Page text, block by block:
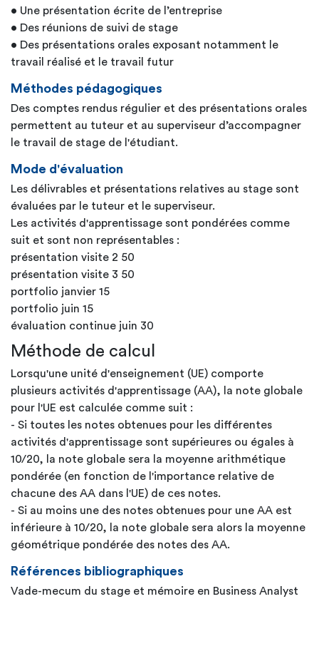
• Une présentation écrite de l’entreprise
• Des réunions de suivi de stage
• Des présentations orales exposant notamment le
travail réalisé et le travail futur
Méthodes pédagogiques
Des comptes rendus régulier et des présentations orales
permettent au tuteur et au superviseur d’accompagner
le travail de stage de l'étudiant.
Mode d'évaluation
Les délivrables et présentations relatives au stage sont
évaluées par le tuteur et le superviseur.
Les activités d'apprentissage sont pondérées comme
suit et sont non représentables :
présentation visite 2 50
présentation visite 3 50
portfolio janvier 15
portfolio juin 15
évaluation continue juin 30
Méthode de calcul
Lorsqu'une unité d'enseignement (UE) comporte
plusieurs activités d'apprentissage (AA), la note globale
pour l'UE est calculée comme suit :
- Si toutes les notes obtenues pour les différentes
activités d'apprentissage sont supérieures ou égales à
10/20, la note globale sera la moyenne arithmétique
pondérée (en fonction de l'importance relative de
chacune des AA dans l'UE) de ces notes.
- Si au moins une des notes obtenues pour une AA est
inférieure à 10/20, la note globale sera alors la moyenne
géométrique pondérée des notes des AA.
Références bibliographiques
Vade-mecum du stage et mémoire en Business Analyst